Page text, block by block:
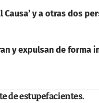
Causa’ y a otras dos
y expulsan de forma
de estupefacientes.